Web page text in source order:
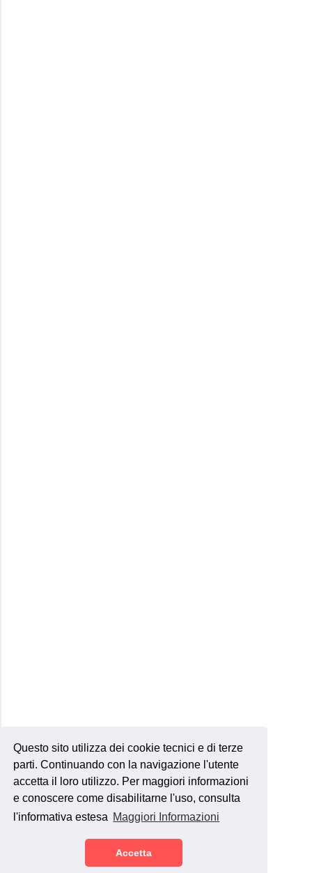
Questo sito utilizza dei cookie tecnici e di terze
parti. Continuando con la navigazione l'utente
accetta il loro utilizzo. Per maggiori informazioni
e conoscere come disabilitarne l'uso, consulta
l'informativa estesa Maggiori Informazioni
Accetta